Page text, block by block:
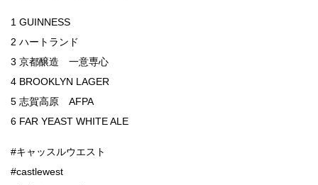
1 GUINNESS
2 ハートランド
3 京都醸造 一意専心
4 BROOKLYN LAGER
5 志賀高原 AFPA
6 FAR YEAST WHITE ALE
#キャッスルウエスト
#castlewest